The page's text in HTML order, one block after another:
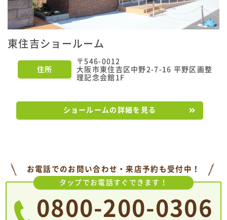
東住吉ショールーム
住所
〒546-0012
大阪市東住吉区中野2-7-16 平野区画整
理記念会館1F
ショールームの詳細を見る
お電話でのお問い合わせ・来店予約も受付中！
タップでお電話すぐできます！
0800-200-0306